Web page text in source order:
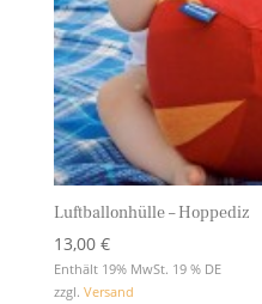
Luftballonhülle – Hoppediz
13,00 €
Enthält 19% MwSt. 19 % DE
zzgl. Versand